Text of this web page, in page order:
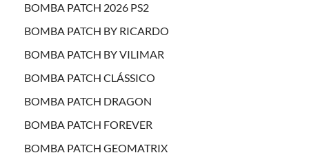
BOMBA PATCH 2026 PS2
BOMBA PATCH BY RICARDO
BOMBA PATCH BY VILIMAR
BOMBA PATCH CLÁSSICO
BOMBA PATCH DRAGON
BOMBA PATCH FOREVER
BOMBA PATCH GEOMATRIX